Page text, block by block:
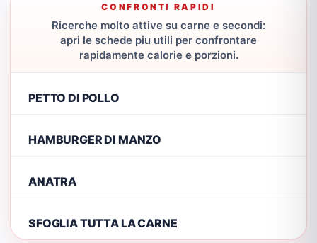
CONFRONTI RAPIDI
Ricerche molto attive su carne e secondi:
apri le schede piu utili per confrontare
rapidamente calorie e porzioni.
PETTO DI POLLO
HAMBURGER DI MANZO
ANATRA
SFOGLIA TUTTA LA CARNE